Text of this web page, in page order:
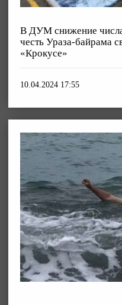
В ДУМ снижение
честь Ураза-байрама
«Крокусе»
10.04.2024 17:55